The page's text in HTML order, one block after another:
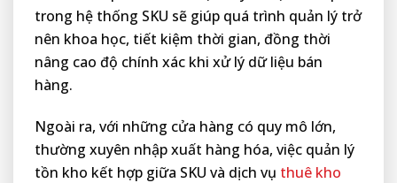
trong hệ thống SKU sẽ giúp quá trình quản lý trở
nên khoa học, tiết kiệm thời gian, đồng thời
nâng cao độ chính xác khi xử lý dữ liệu bán
hàng.
Ngoài ra, với những cửa hàng có quy mô lớn,
thường xuyên nhập xuất hàng hóa, việc quản lý
tồn kho kết hợp giữa SKU và dịch vụ thuê kho